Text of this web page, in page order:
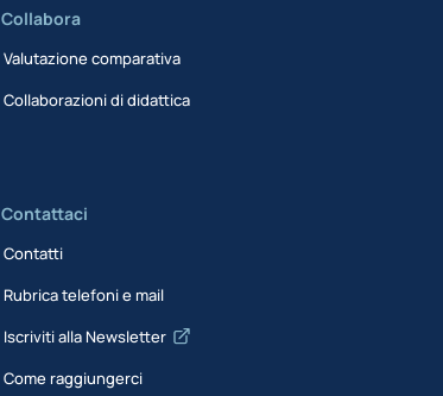
Collabora
Valutazione comparativa
Collaborazioni di didattica
Contattaci
Contatti
Rubrica telefoni e mail
Iscriviti alla Newsletter
Come raggiungerci